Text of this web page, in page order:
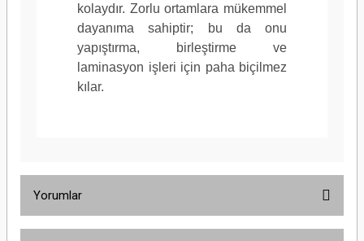
kolaydır. Zorlu ortamlara mükemmel
dayanıma sahiptir; bu da onu
yapıştırma, birleştirme ve
laminasyon işleri için paha biçilmez
kılar.
Yorumlar